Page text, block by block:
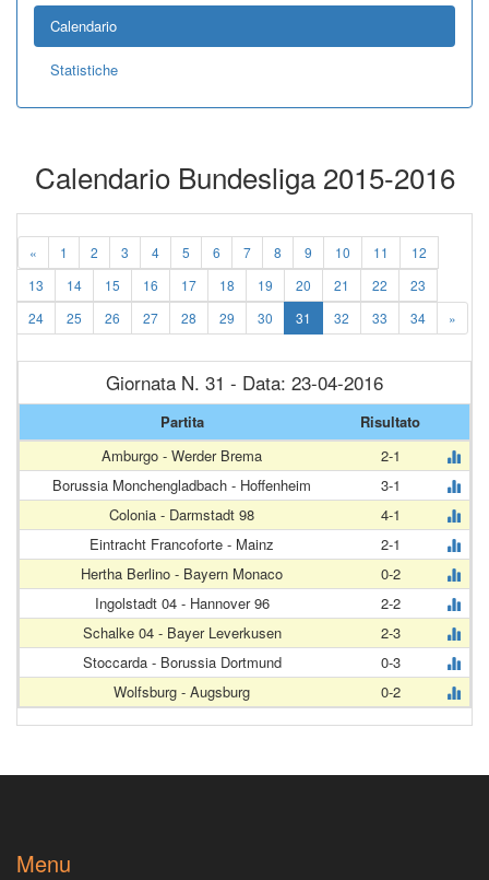
Calendario
Statistiche
Calendario Bundesliga 2015-2016
« 1 2 3 4 5 6 7 8 9 10 11
12
13
14 15 16 17 18 19 20 21 22
23
24
25 26 27 28 29 30 31 32 33 34 »
Giornata N. 31 - Data: 23-04-2016
Partita
Risultato
Amburgo - Werder Brema
2-1
Borussia Monchengladbach - Hoffenheim
3-1
Colonia - Darmstadt 98
4-1
Eintracht Francoforte - Mainz
2-1
Hertha Berlino - Bayern Monaco
0-2
Ingolstadt 04 - Hannover 96
2-2
Schalke 04 - Bayer Leverkusen
2-3
Stoccarda - Borussia Dortmund
0-3
Wolfsburg - Augsburg
0-2
Menu